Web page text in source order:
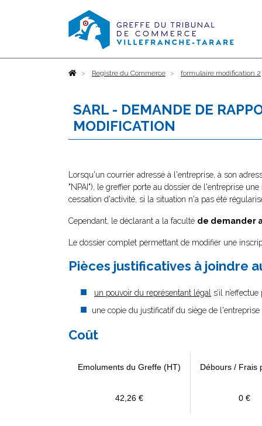
AccueilRegistre du Commerce formulaire modification 2
SARL - DEMANDE DE
MODIFICATION
Lorsqu'un courrier adressé à l'entreprise, à son
"NPAI"), le greffier porte au dossier de l'entreprise
cessation d'activité, si la situation n'a pas été
Cependant, le déclarant a la faculté de demander
Le dossier complet permettant de modifier une
Pièces justificatives à joindre
un pouvoir du représentant légal s’il
une copie du justificatif du siège de
Coût
Emoluments du Greffe (HT) Débours / Frais
42,26 € 0 €